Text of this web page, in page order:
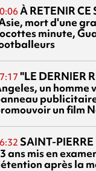
À RETENIR CE
mort d'une
minute,
"LE DERNIER
un homme
un film
SAINT-PIERRE
ans mis en
après la